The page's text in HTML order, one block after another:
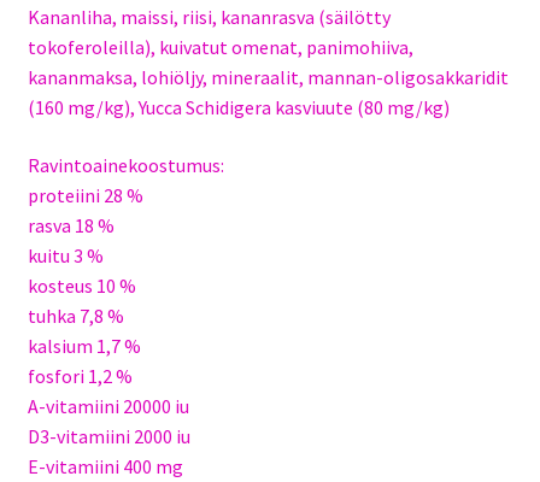
Kananliha, maissi, riisi, kananrasva (säilötty
tokoferoleilla), kuivatut omenat, panimohiiva,
kananmaksa, lohiöljy, mineraalit, mannan-oligosakkaridit
(160 mg/kg), Yucca Schidigera kasviuute (80 mg/kg)
Ravintoainekoostumus:
proteiini 28 %
rasva 18 %
kuitu 3 %
kosteus 10 %
tuhka 7,8 %
kalsium 1,7 %
fosfori 1,2 %
A-vitamiini 20000 iu
D3-vitamiini 2000 iu
E-vitamiini 400 mg